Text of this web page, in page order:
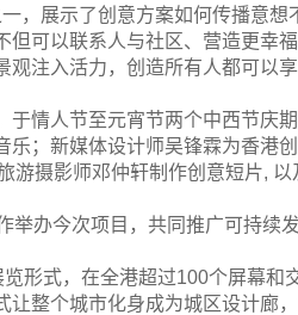
，展示了创意方案如何传播意想
可以联系人与社区、营造更幸福
观注入活力，创造所有人都可以
情人节至元宵节两个中西节庆
；新媒体设计师吴锋霖为香港
游摄影师邓仲轩制作创意短片, 以
举办今次项目，共同推广可持续发
形式，在全港超过100个屏幕和
让整个城市化身成为城区设计廊